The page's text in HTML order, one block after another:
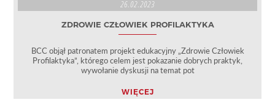
26.02.2023
ZDROWIE CZŁOWIEK PROFILAKTYKA
BCC objął patronatem projekt edukacyjny „Zdrowie Człowiek
Profilaktyka”, którego celem jest pokazanie dobrych praktyk,
wywołanie dyskusji na temat pot
WIĘCEJ